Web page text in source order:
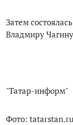
Затем
Владмиру
"Татар-информ"
Фото: